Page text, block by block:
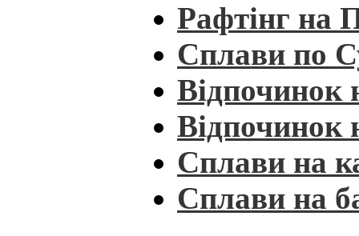
Рафтінг на
Сплави по
Відпочинок
Відпочинок
Сплави на
Сплави на